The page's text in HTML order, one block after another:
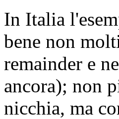
In Italia
bene non
remainder e
ancora); non
nicchia, ma